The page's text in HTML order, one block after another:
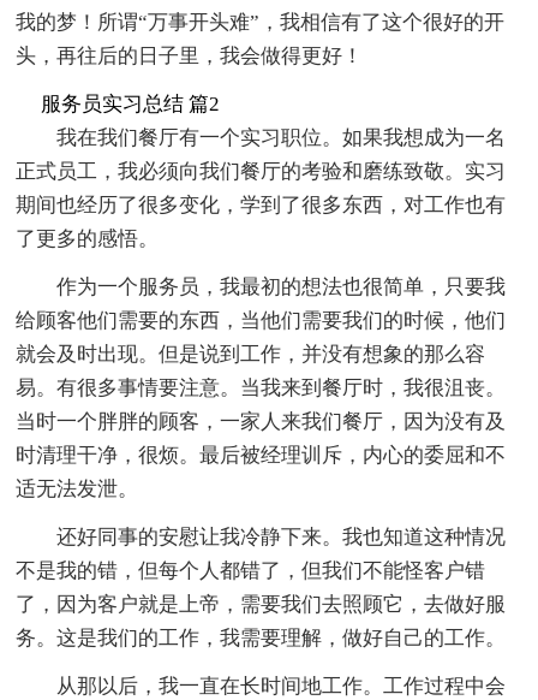
我的梦！所谓“万事开头难”，我相信有了这个很好的开
头，再往后的日子里，我会做得更好！
服务员实习总结 篇2
我在我们餐厅有一个实习职位。如果我想成为一名
正式员工，我必须向我们餐厅的考验和磨练致敬。实习
期间也经历了很多变化，学到了很多东西，对工作也有
了更多的感悟。
作为一个服务员，我最初的想法也很简单，只要我
给顾客他们需要的东西，当他们需要我们的时候，他们
就会及时出现。但是说到工作，并没有想象的那么容
易。有很多事情要注意。当我来到餐厅时，我很沮丧。
当时一个胖胖的顾客，一家人来我们餐厅，因为没有及
时清理干净，很烦。最后被经理训斥，内心的委屈和不
适无法发泄。
还好同事的安慰让我冷静下来。我也知道这种情况
不是我的错，但每个人都错了，但我们不能怪客户错
了，因为客户就是上帝，需要我们去照顾它，去做好服
务。这是我们的工作，我需要理解，做好自己的工作。
从那以后，我一直在长时间地工作。工作过程中会